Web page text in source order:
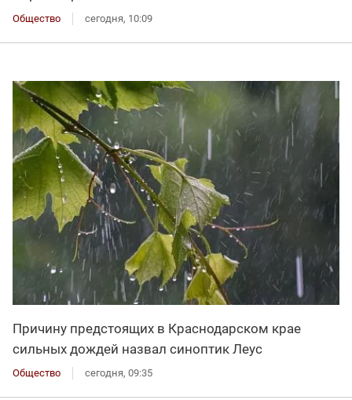
Общество сегодня, 10:09
Причину предстоящих в Краснодарском крае
сильных дождей назвал синоптик Леус
Общество сегодня, 09:35